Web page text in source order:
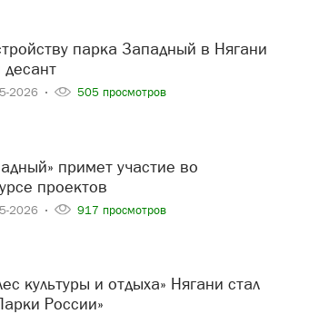
2026 505 просмотров
проектов
2026 917 просмотров
России»